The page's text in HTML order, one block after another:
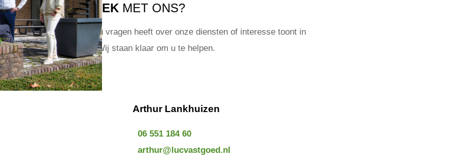
IN GESPREK MET ONS?
van u te horen! Of u nu vragen heeft over onze diensten of interesse toont in
een specifiek object? Wij staan klaar om u te helpen.
Arthur Lankhuizen
06 551 184 60
arthur@lucvastgoed.nl